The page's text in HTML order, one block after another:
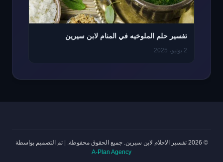
تفسير حلم الملوخيه في المنام لابن سيرين
2 يونيو، 2025
© 2026 تفسير الاحلام لابن سيرين. جميع الحقوق محفوظة. |تم التصميم بواسطة
A-Plan Agency